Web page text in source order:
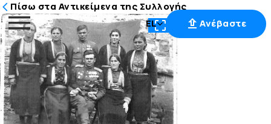
Μετάβαση
στο
περιεχόμενο
EL Ανέβαστε
Πίσω στα Αντικείμενα της Συλλογής